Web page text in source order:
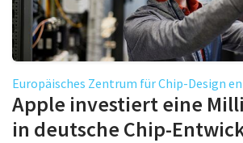
Europäisches Zentrum für Chip-Design
Apple investiert eine
in deutsche Chip-